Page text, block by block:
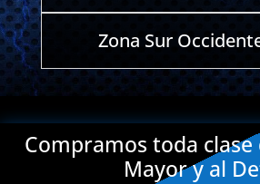
Zona Sur
Compramos toda clase
Mayor y al